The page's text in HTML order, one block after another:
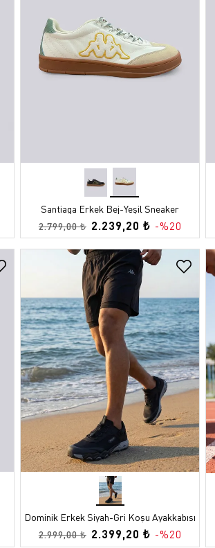
Santiaga Erkek Bej-Yeşil Sneaker
2.799,00 ₺ 2.239,20 ₺ -%20
Dominik Erkek Siyah-Gri Koşu Ayakkabısı
2.999,00 ₺ 2.399,20 ₺ -%20